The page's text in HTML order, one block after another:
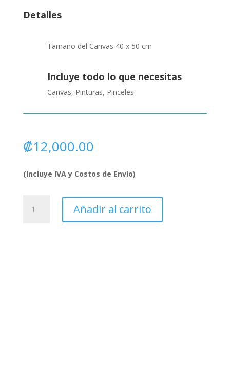
Detalles
Tamaño del Canvas 40 x 50 cm
Incluye todo lo que necesitas
Canvas, Pinturas, Pinceles
₡12,000.00
(Incluye IVA y Costos de Envío)
con
Añadir al carrito